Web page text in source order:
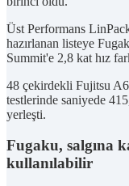
Üst Performans
hazırlanan listeye
Summit'e 2,8 kat hız
48 çekirdekli Fujitsu
testlerinde saniyede
yerleşti.
Fugaku, salgına
kullanılabilir